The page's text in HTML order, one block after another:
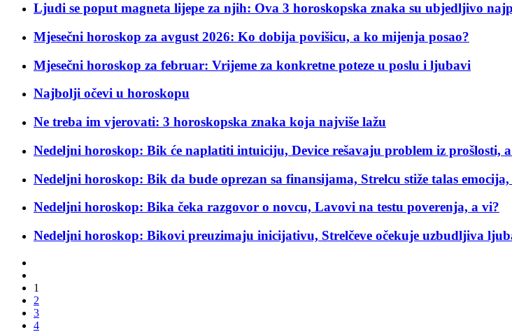
Ljudi se poput magneta lijepe za njih: Ova 3 horoskopska znaka su ubjedljivo
Mjesečni horoskop za avgust 2026: Ko dobija povišicu, a ko mijenja posao?
Mjesečni horoskop za februar: Vrijeme za konkretne poteze u poslu i ljubavi
Najbolji očevi u horoskopu
Ne treba im vjerovati: 3 horoskopska znaka koja najviše lažu
Nedeljni horoskop: Bik će naplatiti intuiciju, Device rešavaju problem iz prošlosti,
Nedeljni horoskop: Bik da bude oprezan sa finansijama, Strelcu stiže talas
Nedeljni horoskop: Bika čeka razgovor o novcu, Lavovi na testu poverenja, a vi?
Nedeljni horoskop: Bikovi preuzimaju inicijativu, Strelčeve očekuje uzbudljiva
1
2
3
4